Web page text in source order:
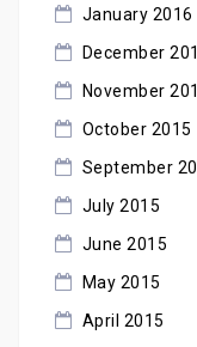
January 2016
December
November
October 2015
September
July 2015
June 2015
May 2015
April 2015